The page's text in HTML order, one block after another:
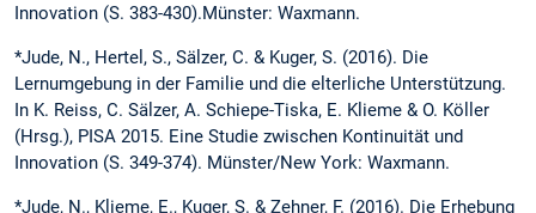
Innovation (S. 383-430).Münster: Waxmann.
*Jude, N., Hertel, S., Sälzer, C. & Kuger, S. (2016). Die
Lernumgebung in der Familie und die elterliche Unterstützung.
In K. Reiss, C. Sälzer, A. Schiepe-Tiska, E. Klieme & O. Köller
(Hrsg.), PISA 2015. Eine Studie zwischen Kontinuität und
Innovation (S. 349-374). Münster/New York: Waxmann.
*Jude, N., Klieme, E., Kuger, S. & Zehner, F. (2016). Die Erhebung